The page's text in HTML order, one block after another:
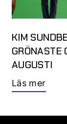
KIM
GRÖNASTE
AUGUSTI
Läs mer